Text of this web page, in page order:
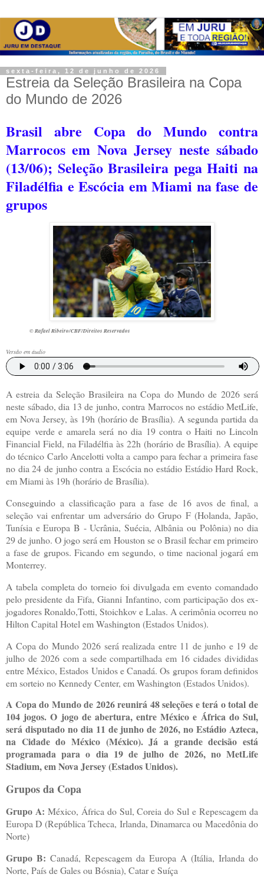
sexta-feira, 12 de junho de 2026
Estreia da Seleção Brasileira na Copa
do Mundo de 2026
Brasil abre Copa do Mundo contra
Marrocos em Nova Jersey neste sábado
(13/06); Seleção Brasileira pega Haiti na
Filadélfia e Escócia em Miami na fase de
grupos
© Rafael Ribeiro/CBF/Direitos Reservados
Versão em áudio
A estreia da Seleção Brasileira na Copa do Mundo de 2026 será
neste sábado, dia 13 de junho, contra Marrocos no estádio MetLife,
em Nova Jersey, às 19h (horário de Brasília). A segunda partida da
equipe verde e amarela será no dia 19 contra o Haiti no Lincoln
Financial Field, na Filadélfia às 22h (horário de Brasília). A equipe
do técnico Carlo Ancelotti volta a campo para fechar a primeira fase
no dia 24 de junho contra a Escócia no estádio Estádio Hard Rock,
em Miami às 19h (horário de Brasília).
Conseguindo a classificação para a fase de 16 avos de final, a
seleção vai enfrentar um adversário do Grupo F (Holanda, Japão,
Tunísia e Europa B - Ucrânia, Suécia, Albânia ou Polônia) no dia
29 de junho. O jogo será em Houston se o Brasil fechar em primeiro
a fase de grupos. Ficando em segundo, o time nacional jogará em
Monterrey.
A tabela completa do torneio foi divulgada em evento comandado
pelo presidente da Fifa, Gianni Infantino, com participação dos ex-
jogadores Ronaldo,Totti, Stoichkov e Lalas. A cerimônia ocorreu no
Hilton Capital Hotel em Washington (Estados Unidos).
A Copa do Mundo 2026 será realizada entre 11 de junho e 19 de
julho de 2026 com a sede compartilhada em 16 cidades divididas
entre México, Estados Unidos e Canadá. Os grupos foram definidos
em sorteio no Kennedy Center, em Washington (Estados Unidos).
A Copa do Mundo de 2026 reunirá 48 seleções e terá o total de
104 jogos. O jogo de abertura, entre México e África do Sul,
será disputado no dia 11 de junho de 2026, no Estádio Azteca,
na Cidade do México (México). Já a grande decisão está
programada para o dia 19 de julho de 2026, no MetLife
Stadium, em Nova Jersey (Estados Unidos).
Grupos da Copa
Grupo A: México, África do Sul, Coreia do Sul e Repescagem da
Europa D (República Tcheca, Irlanda, Dinamarca ou Macedônia do
Norte)
Grupo B: Canadá, Repescagem da Europa A (Itália, Irlanda do
Norte, País de Gales ou Bósnia), Catar e Suíça